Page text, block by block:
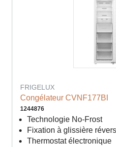
FRIGELUX
Congélateur CVNF177BI
1244876
Technologie No-Frost
Fixation à glissière
Thermostat électronique